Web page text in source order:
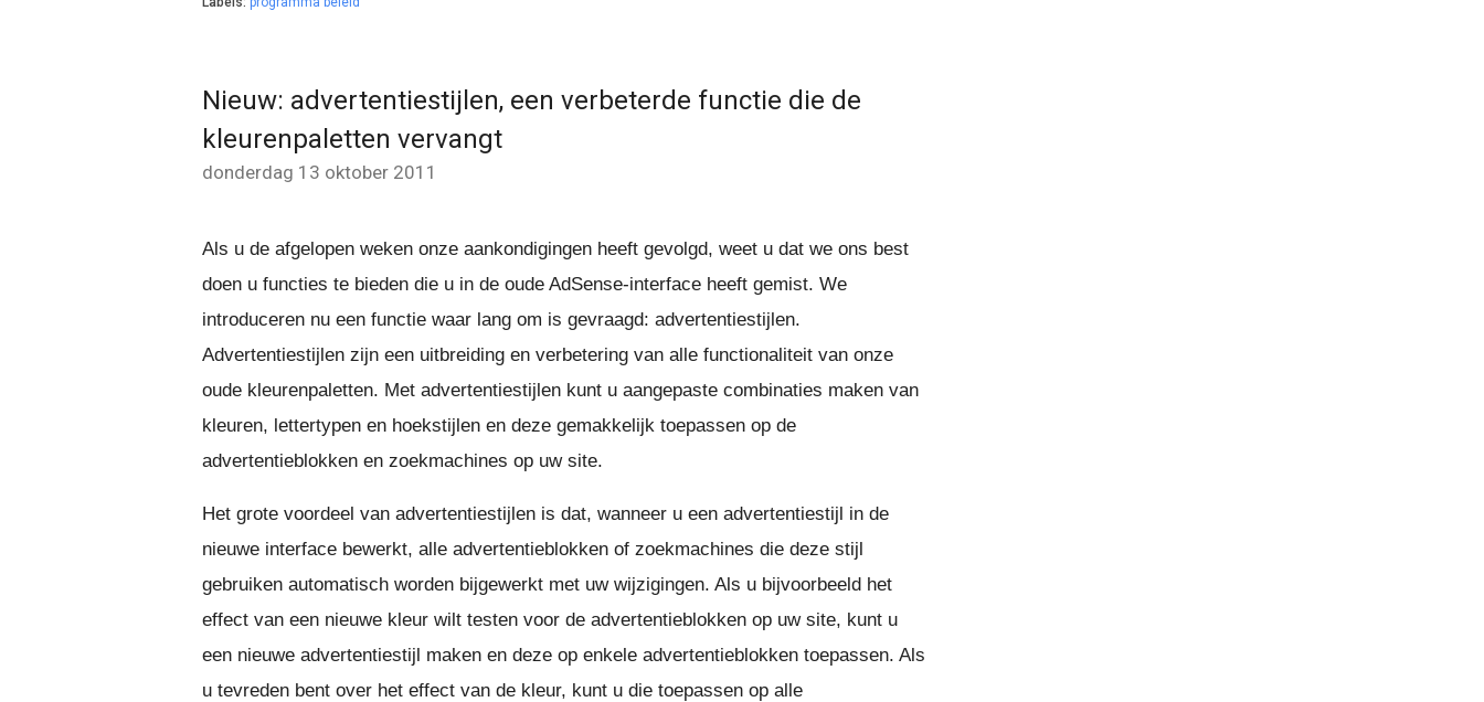
Nieuw: advertentiestijlen, een verbeterde functie die de
kleurenpaletten vervangt
donderdag 13 oktober 2011
Als u de afgelopen weken onze aankondigingen heeft gevolgd, weet u dat we ons best
doen u functies te bieden die u in de oude AdSense-interface heeft gemist. We
introduceren nu een functie waar lang om is gevraagd: advertentiestijlen.
Advertentiestijlen zijn een uitbreiding en verbetering van alle functionaliteit van onze
oude kleurenpaletten. Met advertentiestijlen kunt u aangepaste combinaties maken van
kleuren, lettertypen en hoekstijlen en deze gemakkelijk toepassen op de
advertentieblokken en zoekmachines op uw site.
Het grote voordeel van advertentiestijlen is dat, wanneer u een advertentiestijl in de
nieuwe interface bewerkt, alle advertentieblokken of zoekmachines die deze stijl
gebruiken automatisch worden bijgewerkt met uw wijzigingen. Als u bijvoorbeeld het
effect van een nieuwe kleur wilt testen voor de advertentieblokken op uw site, kunt u
een nieuwe advertentiestijl maken en deze op enkele advertentieblokken toepassen. Als
u tevreden bent over het effect van de kleur, kunt u die toepassen op alle